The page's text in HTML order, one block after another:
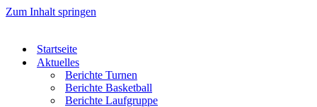
Zum Inhalt springen
Startseite
Aktuelles
Berichte Turnen
Berichte Basketball
Berichte Laufgruppe